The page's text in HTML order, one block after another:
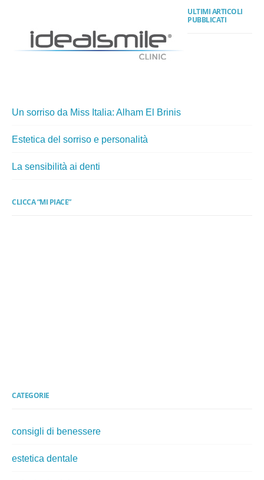
ULTIMI ARTICOLI
PUBBLICATI
Un sorriso da Miss Italia: Alham El Brinis
Estetica del sorriso e personalità
La sensibilità ai denti
CLICCA “MI PIACE”
CATEGORIE
consigli di benessere
estetica dentale